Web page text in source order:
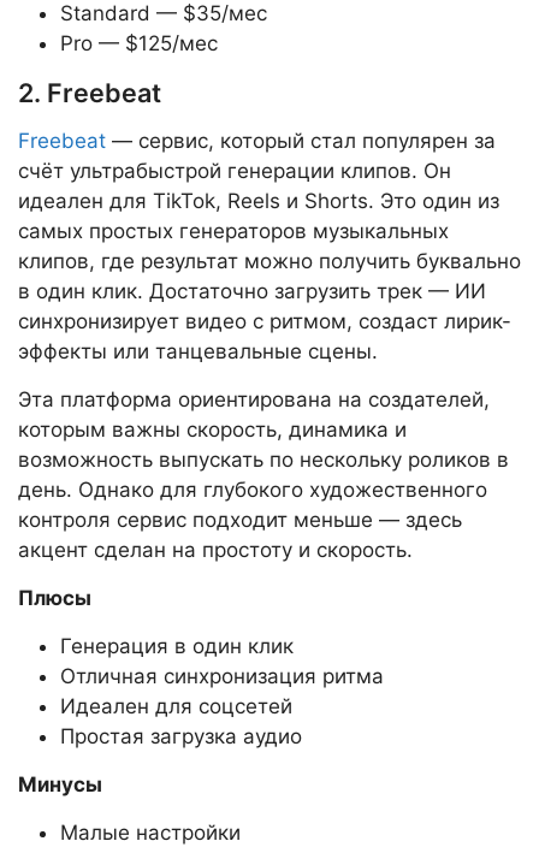
Standard — $35/мес
Pro — $125/мес
2. Freebeat
Freebeat — сервис, который стал популярен за
счёт ультрабыстрой генерации клипов. Он
идеален для TikTok, Reels и Shorts. Это один из
самых простых генераторов музыкальных
клипов, где результат можно получить буквально
в один клик. Достаточно загрузить трек — ИИ
синхронизирует видео с ритмом, создаст лирик-
эффекты или танцевальные сцены.
Эта платформа ориентирована на создателей,
которым важны скорость, динамика и
возможность выпускать по нескольку роликов в
день. Однако для глубокого художественного
контроля сервис подходит меньше — здесь
акцент сделан на простоту и скорость.
Плюсы
Генерация в один клик
Отличная синхронизация ритма
Идеален для соцсетей
Простая загрузка аудио
Минусы
Малые настройки